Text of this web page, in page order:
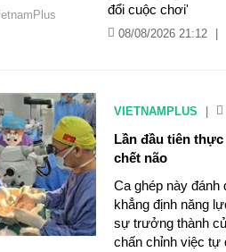
đổi cuộc chơi'
08/08/2026 21:12
VIETNAMPLUS
Lần đầu tiên
chết não
Ca ghép này
khẳng định năng
sự trưởng thành
chấn chỉnh việc tự